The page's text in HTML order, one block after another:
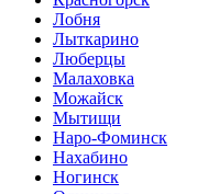
Лобня
Лыткарино
Люберцы
Малаховка
Можайск
Мытищи
Наро-Фоминск
Нахабино
Ногинск